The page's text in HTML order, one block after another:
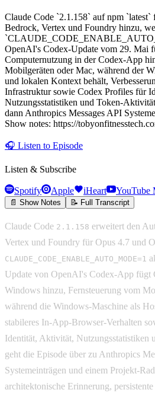
Claude Code `2.1.158` auf npm
Bedrock, Vertex und Foundry hinzu,
OpenAI's Codex-Update vom 29. Mai
Computernutzung in der Codex-App
Mobilgeräten oder Mac, während der
und lokalen Kontext behält,
Infrastruktur sowie Codex Profiles für
Nutzungsstatistiken und Token-
dann Anthropics Messages API
Show notes: https://
🎧 Listen to Episode
Listen & Subscribe
Spotify Apple iHeart YouTube
📄 Show Notes 📝 Full Transcript
Claude Code 2.1.158 erweitert den
Vertex und Foundry für Opus 4.7 und
CLAUDE_CODE_ENABLE_AUTO_MODE=1
Update von OpenAI's Codex-App fügt
Windows hinzu, Fernsteuerung vom
während die Windows-Maschine als
stabileres In-App-Browser-Verhalten
Identität, Aktivität, Nutzungsstatistiken
geht die Episode über zu Anthropics
Systemeinträgen und einem Projekt-
architektonische Erinnerung,